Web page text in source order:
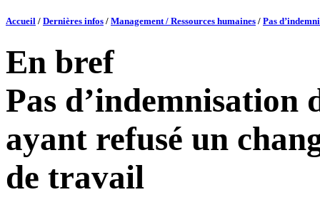
Accueil / Dernières infos / Management / Ressources humaines / Pas
En bref
Pas d’indemnisation
ayant refusé un
de travail